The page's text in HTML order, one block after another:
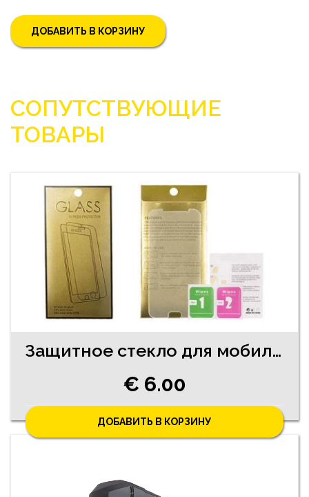
ДОБАВИТЬ В КОРЗИНУ
СОПУТСТВУЮЩИЕ
ТОВАРЫ
Защитное стекло для мобильного телефона
€ 6.00
ДОБАВИТЬ В КОРЗИНУ